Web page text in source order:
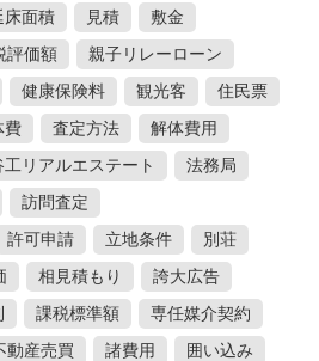
床面積 見積
敷金
評価額
親子リレーローン
健康保険料 観光客
住民票
費 査定方法
解体費用
工リアルエステート
法務局
訪問査定
許可申請 立地条件
別荘
相見積もり
誇大広告
課税標準額
専任媒介契約
動産売買 諸費用
囲い込み